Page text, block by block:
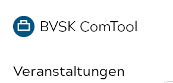
Veranstaltungen